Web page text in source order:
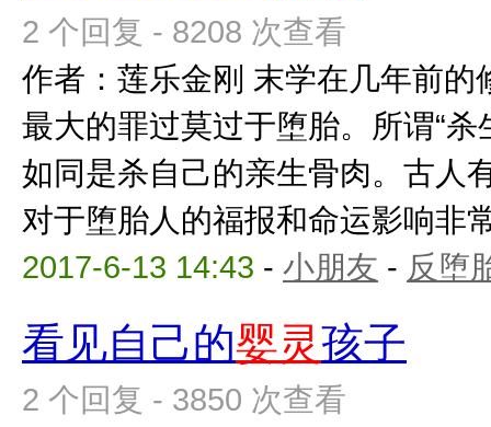
2 个回复 - 8208 次查看
作者：莲乐金刚 末学在几年前的
最大的罪过莫过于堕胎。所谓“
如同是杀自己的亲生骨肉。古人
对于堕胎人的福报和命运影响非
2017-6-13 14:43 - 小朋友 - 反堕
看见自己的婴灵孩子
2 个回复 - 3850 次查看